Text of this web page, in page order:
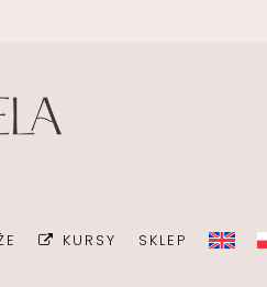
KURSY SKLEP